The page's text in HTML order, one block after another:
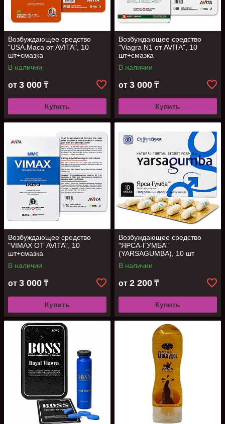
Возбуждающее средство
"USA.Maca от AVITA", 10
шт+смазка
В наличии
от 3 000 ₸
Купить
Возбуждающее средство
"Viagra N1 от AVITA", 10
шт+смазка
В наличии
от 3 000 ₸
Купить
Возбуждающее средство
"VIMAX ОТ AVITA", 10
шт+смазка
В наличии
от 3 000 ₸
Купить
Возбуждающее средство
"ЯРСА-ГУМБА"
(YARSAGUMBA), 10 шт
В наличии
от 2 200 ₸
Купить